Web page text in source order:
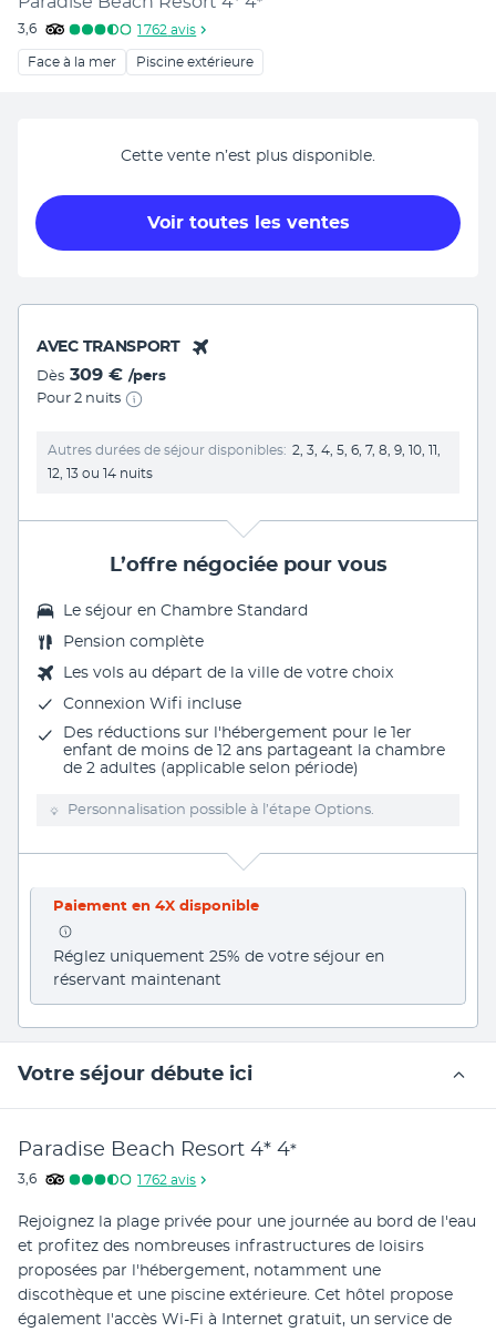
*
3,6 1 762 avis
Face à la mer Piscine extérieure
Cette vente n’est plus disponible.
Voir toutes les ventes
AVEC TRANSPORT
Dès 309 € /pers
Pour 2 nuits
Autres durées de séjour disponibles
2, 3, 4, 5, 6, 7, 8, 9, 10, 11,
12, 13 ou 14 nuits
L’offre négociée pour vous
Le séjour en Chambre Standard
Pension complète
Les vols au départ de la ville de votre choix
Connexion Wifi incluse
Des réductions sur l'hébergement pour le 1er
enfant de moins de 12 ans partageant la chambre
de 2 adultes (applicable selon période)
Personnalisation possible à l’étape Options.
Paiement en 4X disponible
Réglez uniquement 25% de votre séjour en
réservant maintenant
Votre séjour débute ici
Paradise Beach Resort 4* 4*
3,6 1 762 avis
Rejoignez la plage privée pour une journée au bord de l'eau
et profitez des nombreuses infrastructures de loisirs
proposées par l'hébergement, notamment une
discothèque et une piscine extérieure. Cet hôtel propose
également l'accès Wi-Fi à Internet gratuit, un service de